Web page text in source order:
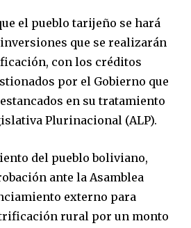
el pueblo tarijeño se hará
que se realizarán
con los créditos
por el Gobierno que
en su tratamiento
Plurinacional (ALP).
del pueblo boliviano,
ante la Asamblea
externo para
rural por un monto